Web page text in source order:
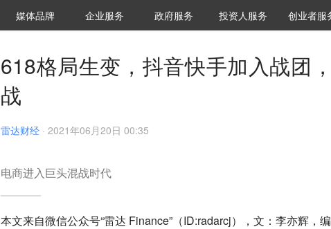
媒体品牌 36Kr研究院
企业服务 城市之窗
政府服务 VClub投资机构库
投资机构职位推介
投资人服务 创投氪堂
创业者服
618格局生变，抖音快手加入战团
战
雷达财经 · 2021年06月20日 00:35
电商进入巨头混战时代
本文来自微信公众号“雷达 Finance”（ID:radarcj） ，文：李亦辉，